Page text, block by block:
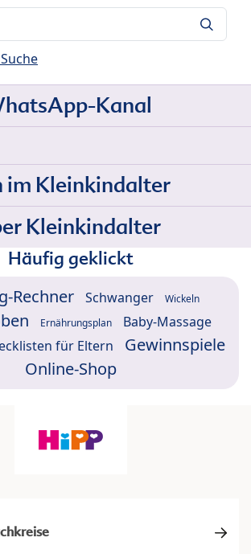
Kanal
im Kleinkindalter
Kleinkindalter
Häufig geklickt
Rechner Schwanger Wickeln
Ernährungsplan Baby-Massage
für Eltern
Gewinnspiele
Online-Shop